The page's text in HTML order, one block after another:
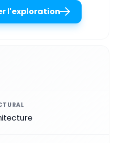
l'exploration